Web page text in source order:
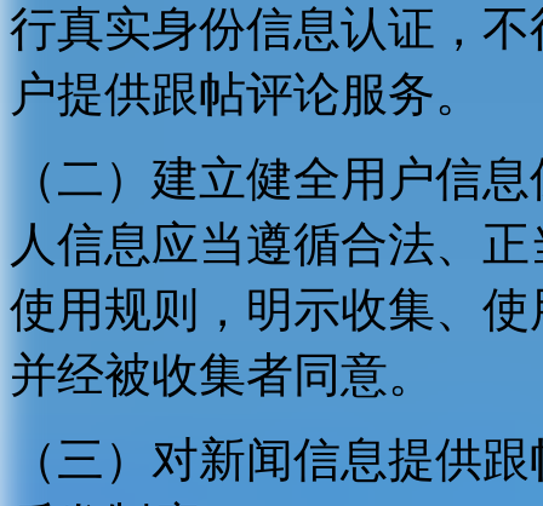
行真实身份信息认证，
户提供跟帖评论服务。
（二）建立健全用户信
人信息应当遵循合法、
使用规则，明示收集、
并经被收集者同意。
（三）对新闻信息提供